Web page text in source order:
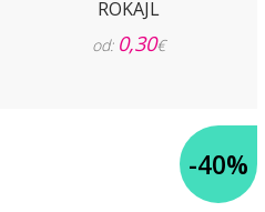
ROKAJL
od: 0,30€
-40%